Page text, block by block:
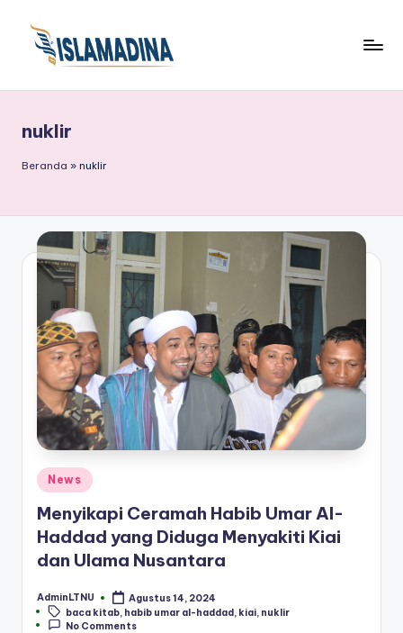
nuklir
Beranda » nuklir
Posted
in
News
Menyikapi Ceramah Habib Umar Al-
Haddad yang Diduga Menyakiti Kiai
dan Ulama Nusantara
Posted
by
AdminLTNU
Agustus 14, 2024
Tags:baca kitab habib umar al-haddad kiai nuklir
No Comments